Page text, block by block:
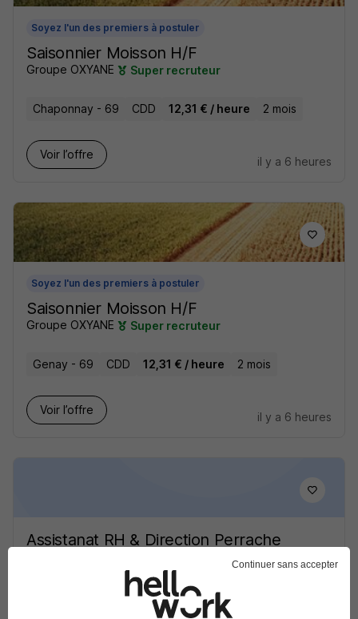
Soyez l'un des premiers à postuler
Saisonnier Moisson H/F
Groupe OXYANE Super recruteur
Chaponnay - 69 CDD 12,31 € / heure 2 mois
Voir l’offre
il y a 6 heures
Soyez l'un des premiers à postuler
Saisonnier Moisson H/F
Groupe OXYANE Super recruteur
Genay - 69 CDD 12,31 € / heure 2 mois
Voir l’offre
il y a 6 heures
Assistanat RH & Direction Perrache
Randstad professional
2 200 € / mois
Continuer sans accepter